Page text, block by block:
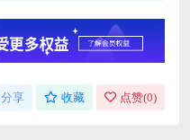
分享 收藏 点赞(0)